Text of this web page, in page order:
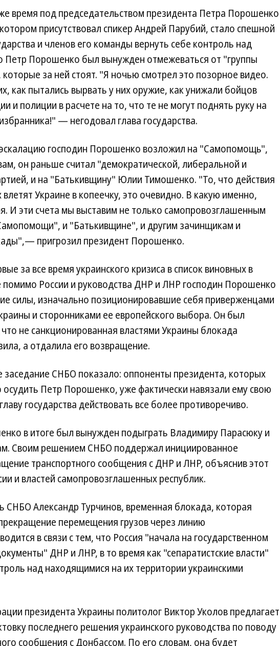
время под председательством президента Петра Порошенко
присутствовал спикер Андрей Парубий, стало спешной
и членов его команды вернуть себе контроль над
Петр Порошенко был вынужден отмежеваться от "группы
за ней стоят. "Я ночью смотрел это позорное видео.
как пытались вырвать у них оружие, как унижали бойцов
и полиции в расчете на то, что те не могут поднять руку на
— негодовал глава государства.
эскалацию господин Порошенко возложил на "Самопомощь",
он раньше считал "демократической, либеральной и
и на "Батькивщину" Юлии Тимошенко. "То, что действия
Украине в копеечку, это очевидно. В какую именно,
И эти счета мы выставим не только самопровозглашенным
и "Батькивщине", и другим зачинщикам и
пригрозил президент Порошенко.
за все время украинского кризиса в список виновных в
помимо России и руководства ДНР и ЛНР господин Порошенко
силы, изначально позиционировавшие себя приверженцами
и сторонниками ее европейского выбора. Он был
не санкционированная властями Украины блокада
а отдалила его возвращение.
СНБО показало: оппоненты президента, которых
Петр Порошенко, уже фактически навязали ему свою
государства действовать все более противоречиво.
в итоге был вынужден подыграть Владимиру Парасюку и
Своим решением СНБО поддержал инициированное
транспортного сообщения с ДНР и ЛНР, объяснив этот
и властей самопровозглашенных республик.
СНБО Александр Турчинов, временная блокада, которая
перемещения грузов через линию
в связи с тем, что Россия "начала на государственном
ДНР и ЛНР, в то время как "сепаратистские власти"
над находящимися на их территории украинскими
президента Украины политолог Виктор Уколов предлагает
последнего решения украинского руководства по поводу
сообщения с Донбассом. По его словам, она будет